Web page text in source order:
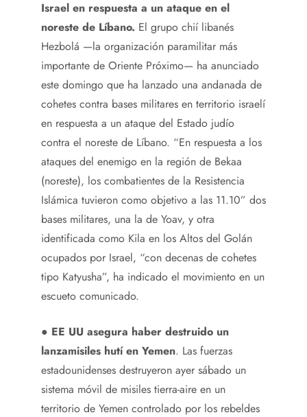
Israel en respuesta a un ataque en el
noreste de Líbano. El grupo chií libanés
Hezbolá —la organización paramilitar más
importante de Oriente Próximo— ha anunciado
este domingo que ha lanzado una andanada de
cohetes contra bases militares en territorio israelí
en respuesta a un ataque del Estado judío
contra el noreste de Líbano. “En respuesta a los
ataques del enemigo en la región de Bekaa
(noreste), los combatientes de la Resistencia
Islámica tuvieron como objetivo a las 11.10” dos
bases militares, una la de Yoav, y otra
identificada como Kila en los Altos del Golán
ocupados por Israel, “con decenas de cohetes
tipo Katyusha”, ha indicado el movimiento en un
escueto comunicado.
● EE UU asegura haber destruido un
lanzamisiles hutí en Yemen. Las fuerzas
estadounidenses destruyeron ayer sábado un
sistema móvil de misiles tierra-aire en un
territorio de Yemen controlado por los rebeldes